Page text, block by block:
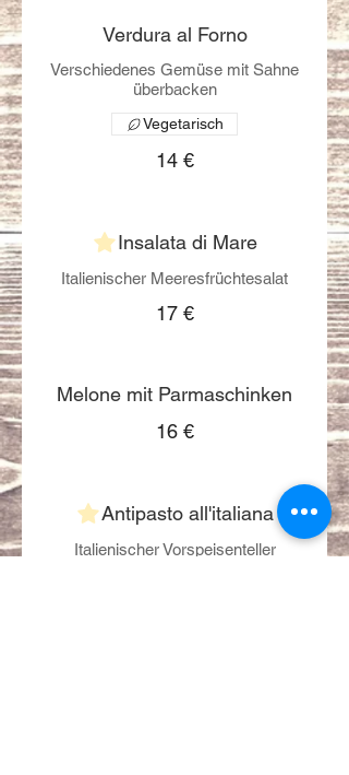
Verdura al Forno
Verschiedenes Gemüse mit Sahne
überbacken
14 €
Vegetarisch
Insalata di Mare
Italienischer Meeresfrüchtesalat
17 €
Melone mit Parmaschinken
16 €
Antipasto all'italiana
Italienischer Vorspeisenteller